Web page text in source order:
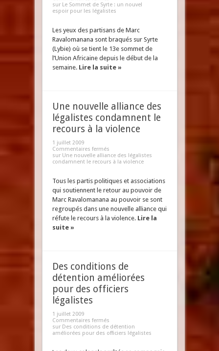
sur Le Sommet de Syrte : un nouvel
espoir pour les légalistes
Les yeux des partisans de Marc
Ravalomanana sont braqués sur Syrte
(Lybie) où se tient le 13e sommet de
l’Union Africaine depuis le début de la
semaine. Lire la suite »
Une nouvelle alliance des
légalistes condamnent le
recours à la violence
1 juillet 2009
Commentaires fermés
sur Une nouvelle alliance des légalistes
condamnent le recours à la violence
Tous les partis politiques et associations
qui soutiennent le retour au pouvoir de
Marc Ravalomanana au pouvoir se sont
regroupés dans une nouvelle alliance qui
réfute le recours à la violence. Lire la
suite »
Des conditions de
détention améliorées
pour des officiers
légalistes
1 juillet 2009
Commentaires fermés
sur Des conditions de détention
améliorées pour des officiers légalistes